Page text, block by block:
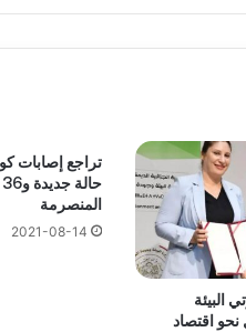
البيئة
نحو اقتصاد
المنصرمة
2021-08-14